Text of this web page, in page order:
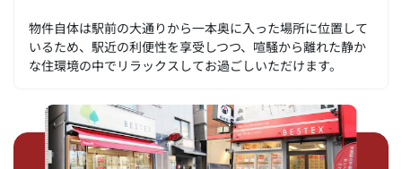
物件自体は駅前の大通りから一本奥に入った場所に位置して
いるため、駅近の利便性を享受しつつ、喧騒から離れた静か
な住環境の中でリラックスしてお過ごしいただけます。